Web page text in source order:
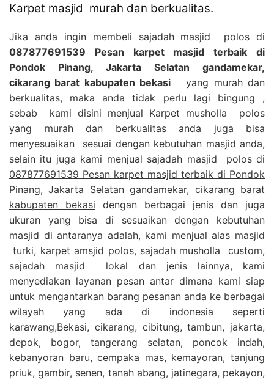
Karpet masjid murah dan berkualitas.
Jika anda ingin membeli sajadah masjid polos di
087877691539 Pesan karpet masjid terbaik di
Pondok Pinang, Jakarta Selatan gandamekar,
cikarang barat kabupaten bekasi yang murah dan
berkualitas, maka anda tidak perlu lagi bingung ,
sebab kami disini menjual Karpet musholla polos
yang murah dan berkualitas anda juga bisa
menyesuaikan sesuai dengan kebutuhan masjid anda,
selain itu juga kami menjual sajadah masjid polos di
087877691539 Pesan karpet masjid terbaik di Pondok
Pinang, Jakarta Selatan gandamekar, cikarang barat
kabupaten bekasi dengan berbagai jenis dan juga
ukuran yang bisa di sesuaikan dengan kebutuhan
masjid di antaranya adalah, kami menjual alas masjid
turki, karpet amsjid polos, sajadah musholla custom,
sajadah masjid lokal dan jenis lainnya, kami
menyediakan layanan pesan antar dimana kami siap
untuk mengantarkan barang pesanan anda ke berbagai
wilayah yang ada di indonesia seperti
karawang,Bekasi, cikarang, cibitung, tambun, jakarta,
depok, bogor, tangerang selatan, poncok indah,
kebanyoran baru, cempaka mas, kemayoran, tanjung
priuk, gambir, senen, tanah abang, jatinegara, pekayon,